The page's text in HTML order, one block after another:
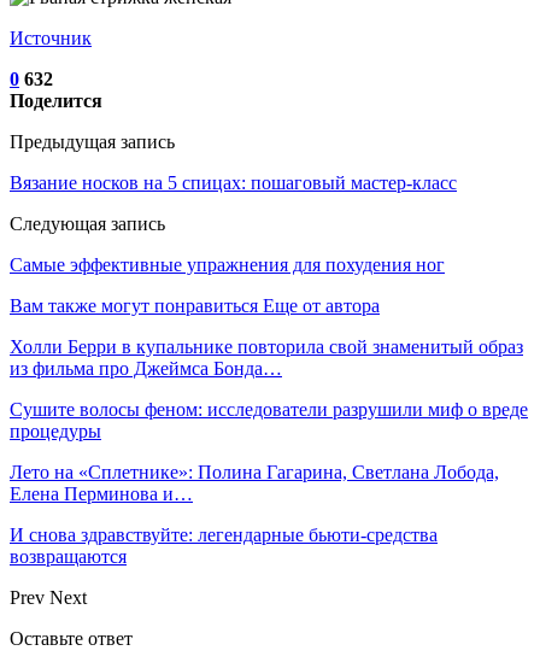
Источник
0 632
Поделится
Предыдущая запись
Вязание носков на 5 спицах: пошаговый мастер-класс
Следующая запись
Самые эффективные упражнения для похудения ног
Вам также могут понравиться Еще от автора
Холли Берри в купальнике повторила свой знаменитый образ
из фильма про Джеймса Бонда…
Сушите волосы феном: исследователи разрушили миф о вреде
процедуры
Лето на «Сплетнике»: Полина Гагарина, Светлана Лобода,
Елена Перминова и…
И снова здравствуйте: легендарные бьюти-средства
возвращаются
Prev Next
Оставьте ответ